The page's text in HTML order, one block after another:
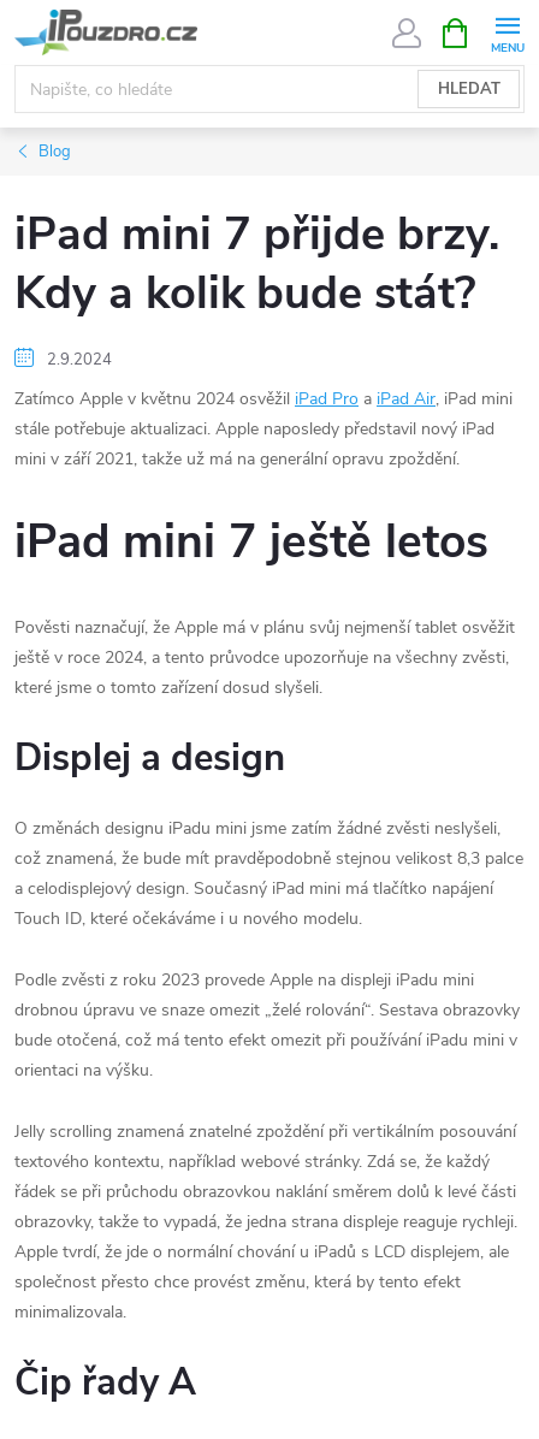
na
obsah
HLEDAT
NÁKUPNÍ
KOŠÍK
Blog
iPad mini 7 přijde brzy.
Kdy a kolik bude stát?
2.9.2024
Zatímco Apple v květnu 2024 osvěžil iPad Pro a iPad Air, iPad mini
stále potřebuje aktualizaci. Apple naposledy představil nový iPad
mini v září 2021, takže už má na generální opravu zpoždění.
iPad mini 7 ještě letos
Pověsti naznačují, že Apple má v plánu svůj nejmenší tablet osvěžit
ještě v roce 2024, a tento průvodce upozorňuje na všechny zvěsti,
které jsme o tomto zařízení dosud slyšeli.
Displej a design
O změnách designu iPadu mini jsme zatím žádné zvěsti neslyšeli,
což znamená, že bude mít pravděpodobně stejnou velikost 8,3 palce
a celodisplejový design. Současný iPad mini má tlačítko napájení
Touch ID, které očekáváme i u nového modelu.
Podle zvěsti z roku 2023 provede Apple na displeji iPadu mini
drobnou úpravu ve snaze omezit „želé rolování“. Sestava obrazovky
bude otočená, což má tento efekt omezit při používání iPadu mini v
orientaci na výšku.
Jelly scrolling znamená znatelné zpoždění při vertikálním posouvání
textového kontextu, například webové stránky. Zdá se, že každý
řádek se při průchodu obrazovkou naklání směrem dolů k levé části
obrazovky, takže to vypadá, že jedna strana displeje reaguje rychleji.
Apple tvrdí, že jde o normální chování u iPadů s LCD displejem, ale
společnost přesto chce provést změnu, která by tento efekt
minimalizovala.
Čip řady A